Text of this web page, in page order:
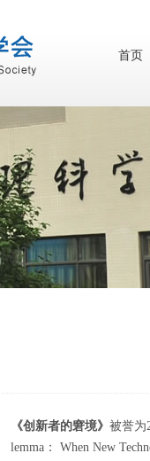
首页
《创新者的窘境》 被誉为
lemma： When New